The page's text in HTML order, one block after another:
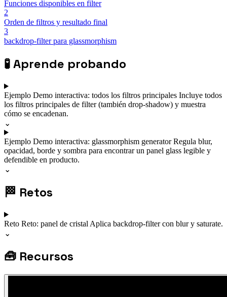
Funciones disponibles en filter
2
Orden de filtros y resultado final
3
backdrop-filter para glassmorphism
🧪Aprende probando
Ejemplo Demo interactiva: todos los filtros principales Incluye todos
los filtros principales de filter (también drop-shadow) y muestra
cómo se encadenan.
⌄
Ejemplo Demo interactiva: glassmorphism generatorRegula blur,
opacidad, borde y sombra para encontrar un panel glass legible y
defendible en producto.
⌄
🏁 Retos
Reto Reto: panel de cristal Aplica backdrop-filter con blur y saturate.
⌄
🧰 Recursos